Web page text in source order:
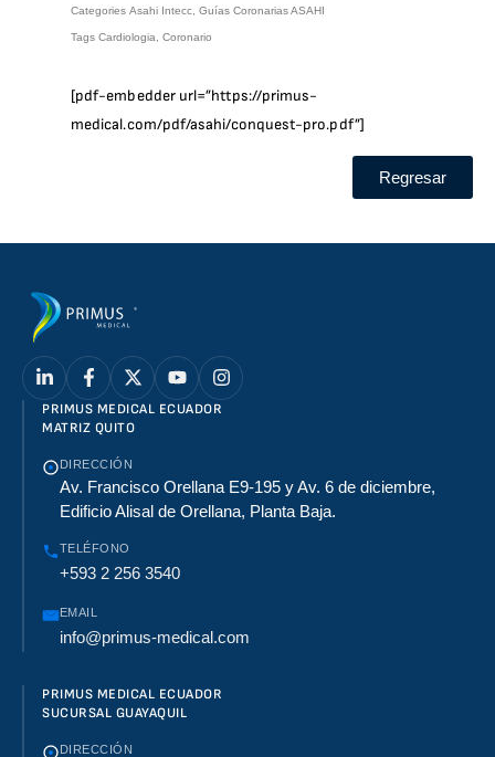
Categories Asahi Intecc Guías Coronarias ASAHI
Tags Cardiologia Coronario
[pdf-embedder url=”https://primus-
medical.com/pdf/asahi/conquest-pro.pdf”]
Regresar
PRIMUS MEDICAL ECUADOR
MATRIZ QUITO
DIRECCIÓN
Av. Francisco Orellana E9-195 y Av. 6 de diciembre,
Edificio Alisal de Orellana, Planta Baja.
TELÉFONO
+593 2 256 3540
EMAIL
info@primus-medical.com
PRIMUS MEDICAL ECUADOR
SUCURSAL GUAYAQUIL
DIRECCIÓN